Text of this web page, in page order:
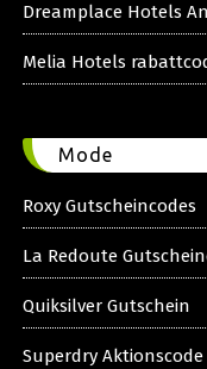
Dreamplace Hotels
Melia Hotels
Mode
Roxy Gutscheincodes
La Redoute
Quiksilver Gutschein
Superdry Aktionscode